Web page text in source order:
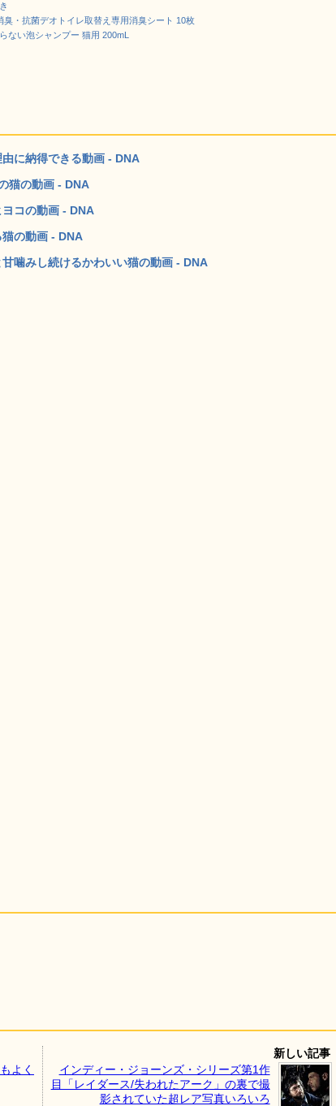
臭・抗菌デオトイレ取替え専用消臭シート 10枚
ない泡シャンプー 猫用 200mL
に納得できる動画 - DNA
猫の動画 - DNA
コの動画 - DNA
の動画 - DNA
噛みし続けるかわいい猫の動画 - DNA
よく
新しい記事
インディー・ジョーンズ・シリーズ第1作
目「レイダース/失われたアーク」の裏で撮
影されていた超レア写真いろいろ